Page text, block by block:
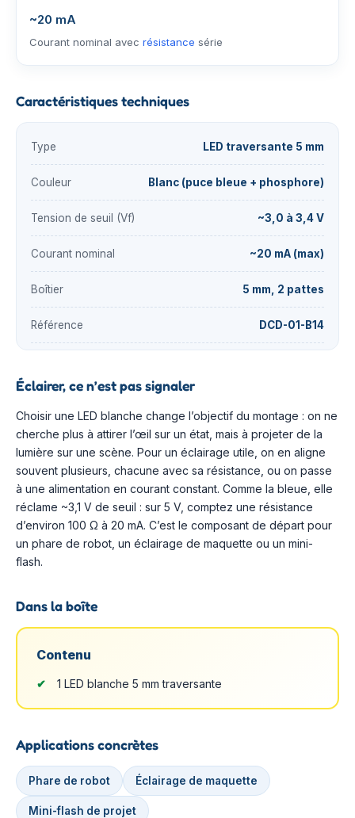
~20 mA
Courant nominal avec résistance série
Caractéristiques techniques
Type LED traversante 5 mm
Couleur Blanc (puce bleue + phosphore)
Tension de seuil (Vf) ~3,0 à 3,4 V
Courant nominal ~20 mA (max)
Boîtier 5 mm, 2 pattes
Référence DCD-01-B14
Éclairer, ce n’est pas signaler
Choisir une LED blanche change l’objectif du montage : on ne
cherche plus à attirer l’œil sur un état, mais à projeter de la
lumière sur une scène. Pour un éclairage utile, on en aligne
souvent plusieurs, chacune avec sa résistance, ou on passe
à une alimentation en courant constant. Comme la bleue, elle
réclame ~3,1 V de seuil : sur 5 V, comptez une résistance
d’environ 100 Ω à 20 mA. C’est le composant de départ pour
un phare de robot, un éclairage de maquette ou un mini-
flash.
Dans la boîte
Contenu
1 LED blanche 5 mm traversante
Applications concrètes
Phare de robot Éclairage de maquette
Mini-flash de projet